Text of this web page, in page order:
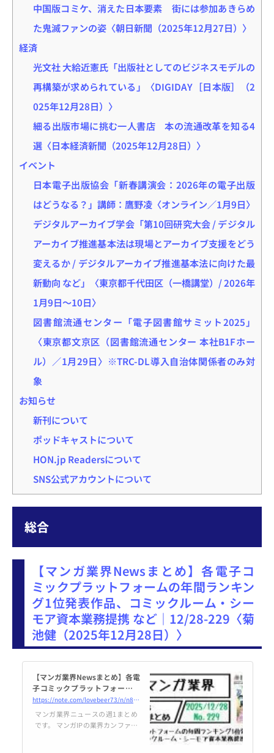
中国版コミケ、消えた日本要素 街には参加あきらめ
た鬼滅ファンの姿〈朝日新聞（2025年12月27日）〉
経済
光文社 大給近憲氏「出版社としてのビジネスモデルの
再構築が求められている」〈DIGIDAY［日本版］（2
025年12月28日）〉
細る出版市場に挑む一人書店 本の流通改革を知る4
選〈日本経済新聞（2025年12月28日）〉
イベント
日本電子出版協会「新春講演会：2026年の電子出版
はどうなる？」講師：鷹野凌〈オンライン／1月9日〉
デジタルアーカイブ学会「第10回研究大会 / デジタル
アーカイブ推進基本法は現場とアーカイブ支援をどう
変えるか / デジタルアーカイブ推進基本法に向けた最
新動向 など」〈東京都千代田区（一橋講堂）/ 2026年
1月9日～10日〉
図書館流通センター「電子図書館サミット2025」
〈東京都文京区（図書館流通センター 本社B1Fホー
ル）／1月29日〉※TRC-DL導入自治体関係者のみ対
象
お知らせ
新刊について
ポッドキャストについて
HON.jp Readersについて
SNS公式アカウントについて
総合
【マンガ業界Newsまとめ】各電子コ
ミックプラットフォームの年間ランキン
グ1位発表作品、コミックルーム・シー
モア資本業務提携 など｜12/28-229〈菊
池健（2025年12月28日）〉
【マンガ業界Newsまとめ】各電
子コミックプラットフォームの
年間ランキング1位発表作品、コ
ミックルーム・シーモア資本業
務提携 など｜12/28-229｜菊池
健
https://note.com/lovebeer73/n/n87a821997df1
マンガ業界ニュースの週1まとめ
です。 マンガIPの業界カンファレ